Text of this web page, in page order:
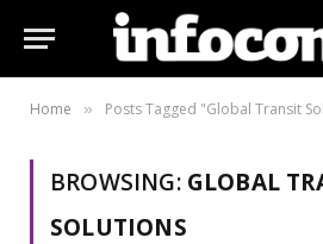
Home » Posts Tagged "Global Transit
BROWSING: GLOBAL
SOLUTIONS